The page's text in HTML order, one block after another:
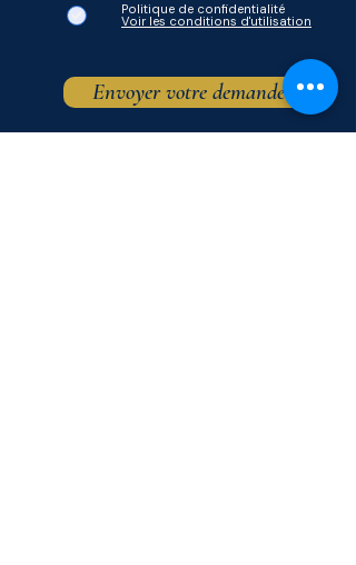
Politique de confidentialité
Voir les conditions d'utilisation
Envoyer votre demande